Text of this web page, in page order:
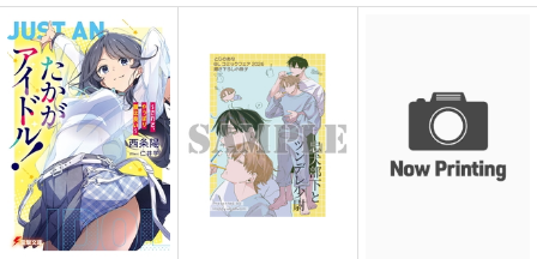
沖神兄チェキ風カード
3種セット
遠き星
472円（税込）
神楽
サンプル
作品詳細
き。
おめめんち
1,415円（税込）
沢北栄治×深津一成
サンプル
かぼすサイダー
（税込）